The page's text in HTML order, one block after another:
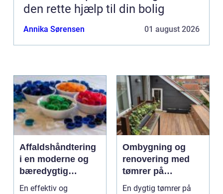
den rette hjælp til din bolig
Annika Sørensen 01 august 2026
Affaldshåndtering
i en moderne og
bæredygtig
hverdag
En effektiv og
Ombygning og
renovering med
tømrer på
Djursland
En dygtig tømrer på